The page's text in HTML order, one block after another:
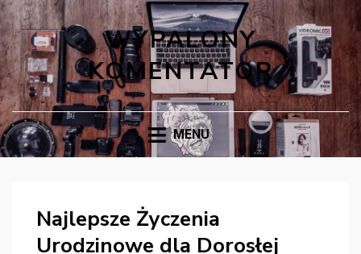
WYPALONY
KOMENTATOR
MENU
Najlepsze Życzenia
Urodzinowe dla Dorosłej